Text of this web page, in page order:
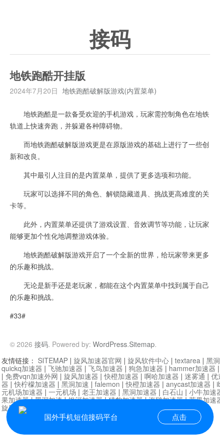
接码
地铁跑酷开挂版
2024年7月20日 地铁跑酷破解版游戏(内置菜单)
地铁跑酷是一款备受欢迎的手机游戏，玩家需控制角色在地铁
轨道上快速奔跑，并躲避各种障碍物。
而地铁跑酷破解版游戏更是在原版游戏的基础上进行了一些创
新和改良。
其中最引人注目的是内置菜单，提供了更多选项和功能。
玩家可以选择不同的角色、解锁隐藏道具、挑战更高难度的关
卡等。
此外，内置菜单还提供了游戏设置、音效调节等功能，让玩家
能够更加个性化地调整游戏体验。
地铁跑酷破解版游戏开启了一个全新的世界，给玩家带来更多
的乐趣和挑战。
无论是新手还是老玩家，都能在这个内置菜单中找到属于自己
的乐趣和挑战。
#33#
© 2026 接码. Powered by: WordPress.Sitemap.
国外手机短信接码平台 点击
友情链接： SITEMAP | 旋风加速器官网 | 旋风软件中心 | textarea | 黑
quickq加速器 | 飞驰加速器 | 飞鸟加速器 | 狗急加速器 | hammer加速器
| 免费vqn加速外网 | 旋风加速器 |快橙加速器 | 啊哈加速器 | 迷雾通 | 优
器 |快柠檬加速器 | 黑洞加速 | falemon |快橙加速器 | anycast加速器 |
元机场加速器 | 一元机场 | 老王加速器 | 黑洞加速器 | 白石山 | 小牛加速
果加速器|黑洞加速|银河加速器|猎豹加速器|海鸥加速器|芒果加速
旋风加速器度器